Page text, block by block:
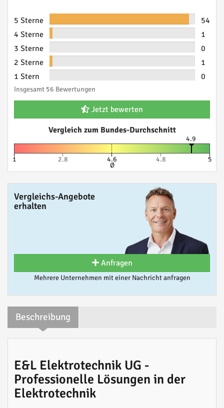
5 Sterne
54
4 Sterne
1
3 Sterne
0
2 Sterne
1
1 Stern
0
Insgesamt 56 Bewertungen
Jetzt bewerten
Vergleich zum Bundes-Durchschnitt
4.9
1 2.8 4.6
Ø
4.8 5
Vergleichs-Angebote
erhalten
Anfragen
Mehrere Unternehmen mit einer Nachricht anfragen
Beschreibung
E&L Elektrotechnik UG -
Professionelle Lösungen in der
Elektrotechnik